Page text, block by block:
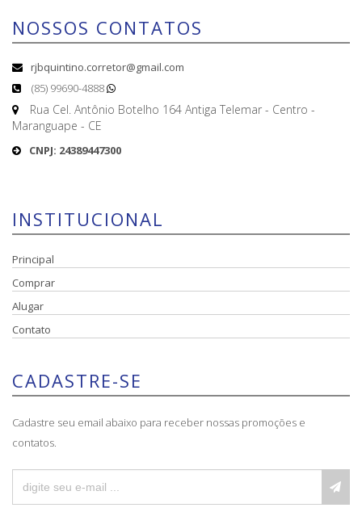
NOSSOS CONTATOS
rjbquintino.corretor@gmail.com
(85) 99690-4888
Rua Cel. Antônio Botelho 164 Antiga Telemar - Centro -
Maranguape - CE
CNPJ: 24389447300
INSTITUCIONAL
Principal
Comprar
Alugar
Contato
CADASTRE-SE
Cadastre seu email abaixo para receber nossas promoções e
contatos.